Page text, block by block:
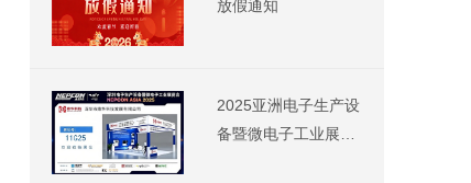
放假通知
2025亚洲电子生产设
备暨微电子工业展览